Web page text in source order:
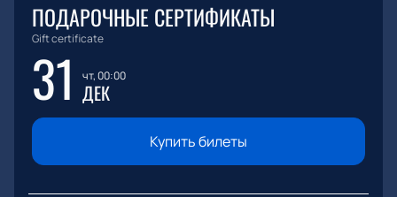
ПОДАРОЧНЫЕ СЕРТИФИКАТЫ
Gift certificate
31 чт, 00:00
ДЕК
Купить билеты